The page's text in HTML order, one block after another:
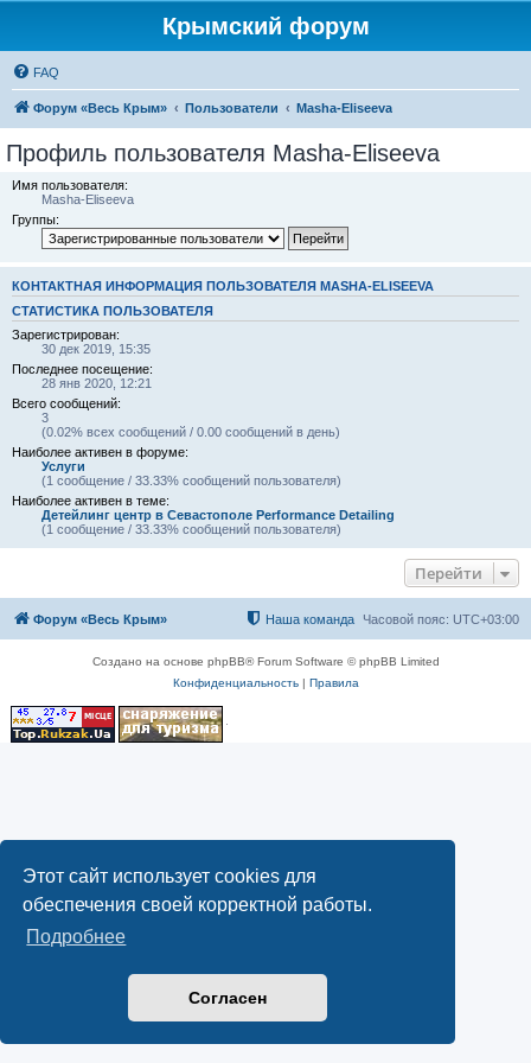
Этот сайт использует cookies для
обеспечения своей корректной работы.
Подробнее
Согласен
Крымский форум
FAQ
Форум «Весь Крым» Пользователи Masha-Eliseeva
Профиль пользователя Masha-Eliseeva
Имя пользователя:
Masha-Eliseeva
Группы:
КОНТАКТНАЯ ИНФОРМАЦИЯ ПОЛЬЗОВАТЕЛЯ MASHA-ELISEEVA
СТАТИСТИКА ПОЛЬЗОВАТЕЛЯ
Зарегистрирован:
30 дек 2019, 15:35
Последнее посещение:
28 янв 2020, 12:21
Всего сообщений:
3
(0.02% всех сообщений / 0.00 сообщений в день)
Наиболее активен в форуме:
Услуги
(1 сообщение / 33.33% сообщений пользователя)
Наиболее активен в теме:
Детейлинг центр в Севастополе Performance Detailing
(1 сообщение / 33.33% сообщений пользователя)
Перейти
Форум «Весь Крым» Часовой пояс: UTC+03:00
Наша команда
Создано на основе phpBB® Forum Software © phpBB Limited
Конфиденциальность| Правила